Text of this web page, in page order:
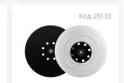
Код: 28133